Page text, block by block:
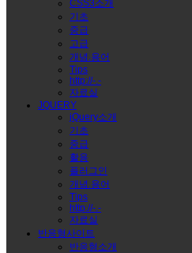
CSS3소개
기초
중급
고급
개념.용어
Tips
http://-.-
자료실
JQUERY
jQuery소개
기초
중급
활용
플러그인
개념.용어
Tips
http://-.-
자료실
반응형사이트
반응형소개